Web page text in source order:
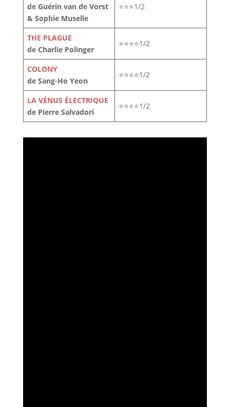
de Guérin van de Vorst
& Sophie Muselle
⭐⭐⭐1/2
THE PLAGUE
de Charlie Polinger
⭐⭐⭐⭐1/2
COLONY
de Sang-Ho Yeon
⭐⭐⭐⭐1/2
LA VÉNUS ÉLECTRIQUE
de Pierre Salvadori
⭐⭐⭐⭐1/2